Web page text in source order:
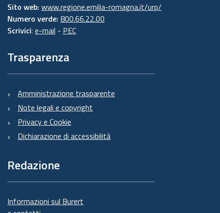
Sito web: www.regione.emilia-romagna.it/urp/
Numero verde: 800.66.22.00
Scrivici: e-mail - PEC
Trasparenza
Amministrazione trasparente
Note legali e copyright
Privacy e Cookie
Dichiarazione di accessibilità
Redazione
Informazioni sul Burert